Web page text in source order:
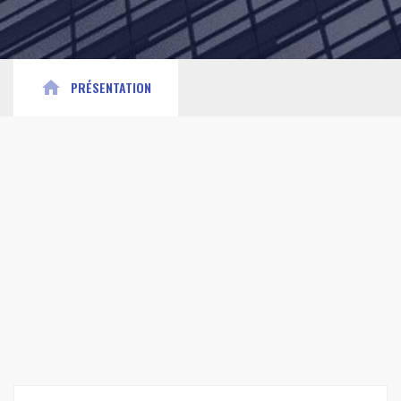
home PRÉSENTATION